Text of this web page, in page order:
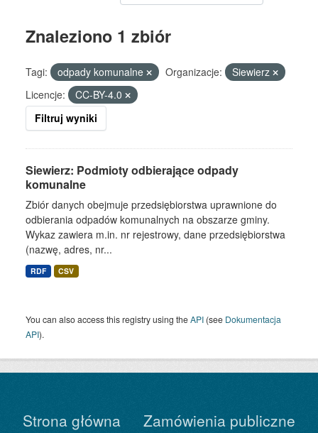
Znaleziono 1 zbiór
Tagi: odpady komunalne Organizacje:
Siewierz
Licencje:
CC-BY-4.0
Filtruj wyniki
Siewierz: Podmioty odbierające odpady
komunalne
Zbiór danych obejmuje przedsiębiorstwa uprawnione do
odbierania odpadów komunalnych na obszarze gminy.
Wykaz zawiera m.in. nr rejestrowy, dane przedsiębiorstwa
(nazwę, adres, nr...
RDF CSV
You can also access this registry using theAPI (see Dokumentacja
API).
Strona główna Zamówienia publiczne